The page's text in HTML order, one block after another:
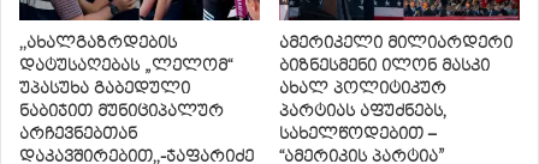
,,ახალგაზრდების
დატუსაღებას „ლელომ“
უპასუხა გაბედული
ნაბიჯით მუნიციპალურ
არჩევნებთან
დაკავშირებით,,-ჯაფარიძე
ამერიკელი მილიარდერი
ბიზნესმენი ილონ მასკი
ახალ პოლიტიკურ
პარტიას აფუძნებს,
სახელწოდებით –
“ამერიკის პარტია”